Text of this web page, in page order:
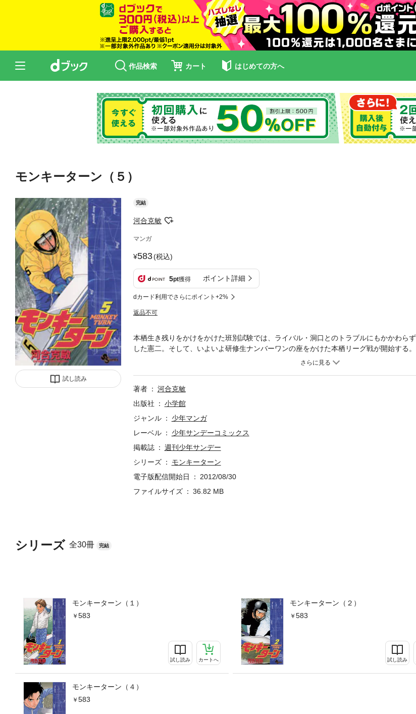
作品検索 カート はじめての方へ
モンキーターン（５）
試し読み
完結
河合克敏
マンガ
583(税込)
5pt獲得 ポイント詳細
dカード利用でさらにポイント+2%
返品不可
シリーズ 全30冊 完結
モンキーターン（１）
583
試し読み カートへ
モンキーターン（２）
583
試し読み
モンキーターン（４）
583
本栖生き残りをかけをかけた班別試験では、ライバル・洞口とのトラブルにもかかわら
した憲二。そして、いよいよ研修生ナンバーワンの座をかけた本栖リーグ戦が開始する
著者
河合克敏
出版社
小学館
ジャンル
少年マンガ
レーベル
少年サンデーコミックス
掲載誌
週刊少年サンデー
シリーズ
モンキーターン
電子版配信開始日
2012/08/30
ファイルサイズ
36.82 MB